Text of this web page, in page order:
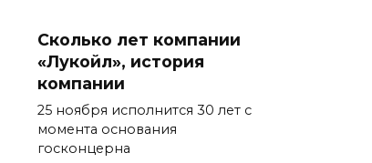
Сколько лет компании
«Лукойл», история
компании
25 ноября исполнится 30 лет с
момента основания
госконцерна